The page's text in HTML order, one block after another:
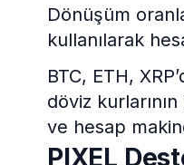
Dönüşüm
kullanılarak
BTC, ETH,
döviz
ve hesap
PIXEL